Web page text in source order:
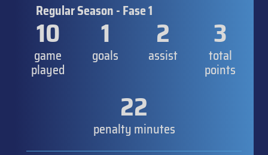
Regular Season - Fase 1
10
game
played
1
goals
2
assist
3
total
points
22
penalty minutes